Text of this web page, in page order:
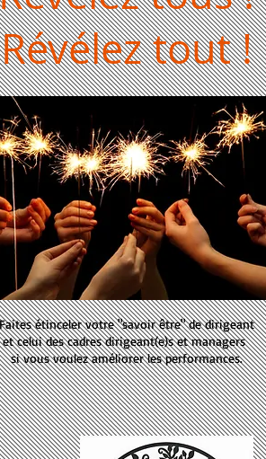
Révélez tout !
étinceler votre "savoir être" de dirigeant
et celui des cadres dirigeant(e)s et managers
si vous voulez améliorer les performances.